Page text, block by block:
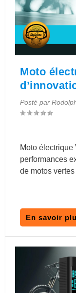
Moto
Posté par
Moto électrique
performances
de motos
En savoir